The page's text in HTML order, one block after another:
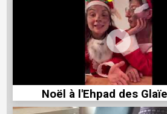
Noël à l'Ehpad des